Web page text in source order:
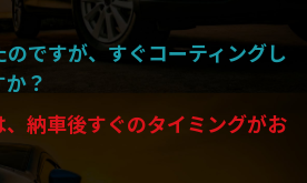
ですが、すぐコーティングし
？
、納車後すぐのタイミングがお